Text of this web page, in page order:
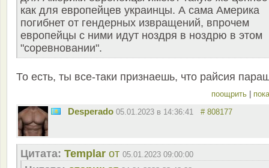
как для европейцев украинцы. А сама Америка
погибнет от гендерных извращений, впрочем
европейцы с ними идут ноздря в ноздрю в этом
"соревновании".
То есть, ты все-таки признаешь, что райсия
поощрить
Desperado 05.01.2023 в 14:36:41 # 808177
Цитата: Templar от 05.01.2023 09:00:00